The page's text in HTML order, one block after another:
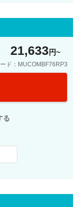
ツ宮殿入場
21,633 円
ド：MUCOMBF76RP3
る